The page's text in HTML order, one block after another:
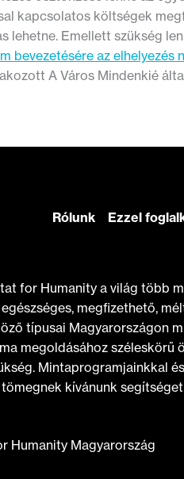
kapcsolatos költségek
lehetne. Emellett szükség
bevezetésére az elhelyezés
A Város Mindenkié
Rólunk Ezzel
for Humanity a világ több
megfizethető,
típusai Magyarországon
megoldásához széleskörű
Mintaprogramjainkkal
kívánunk
Humanity Magyarország